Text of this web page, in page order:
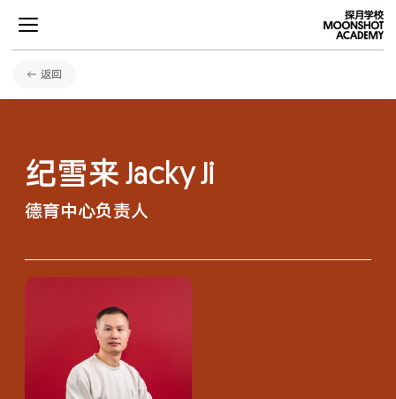
项目
学术
社区生活
关于探月
招生
返回
纪雪来 Jacky Ji
德育中心负责人